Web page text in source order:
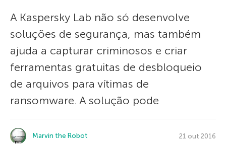
A Kaspersky Lab não só desenvolve
soluções de segurança, mas também
ajuda a capturar criminosos e criar
ferramentas gratuitas de desbloqueio
de arquivos para vítimas de
ransomware. A solução pode
Marvin the Robot 21 out 2016